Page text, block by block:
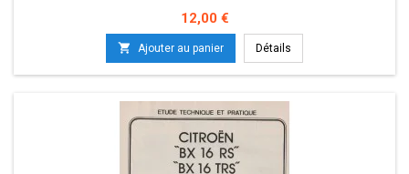
Prix
12,00 €
 Ajouter au panier Détails